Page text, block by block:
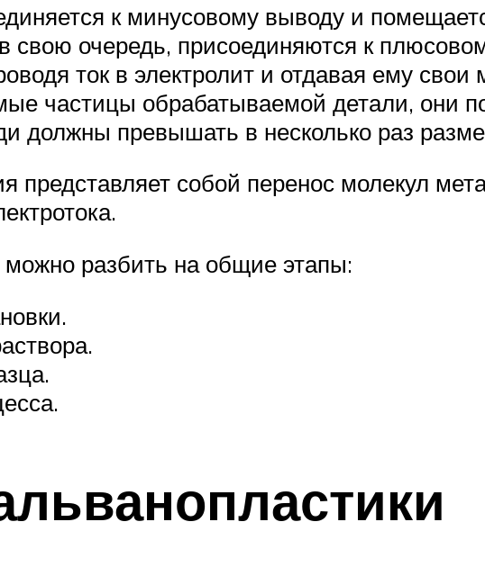
к минусовому выводу и
свою очередь, присоединяются к
ток в электролит и отдавая ему
частицы обрабатываемой детали, они
должны превышать в несколько раз
представляет собой перенос молекул
разбить на общие этапы: